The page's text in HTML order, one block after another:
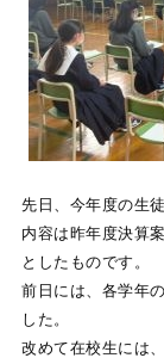
先日、今年度の生
内容は昨年度決算
としたものです。
前日には、各学年
した。
改めて在校生には